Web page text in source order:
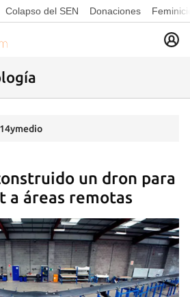
Colapso del SEN Donaciones
un dron para
áreas remotas